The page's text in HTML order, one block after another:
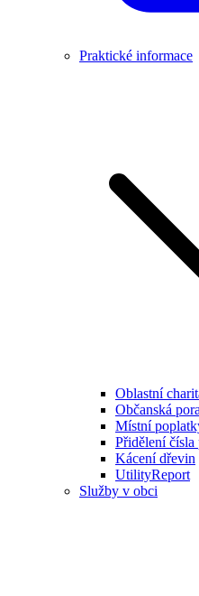
Praktické informace
Oblastní
Občanská
Místní
Přidělení čísla
Kácení dřevin
UtilityReport
Služby v obci